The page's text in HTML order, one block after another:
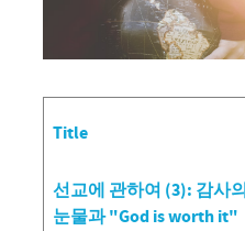
Articles
Title
선교에 관하여 (3): 감사의
눈물과 "God is worth it"